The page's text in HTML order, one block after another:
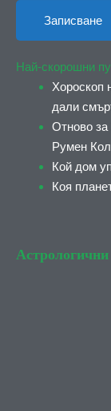
Най-скорошни
Хороскоп
дали
Отново за
Румен
Кой дом
Коя
Астрологични